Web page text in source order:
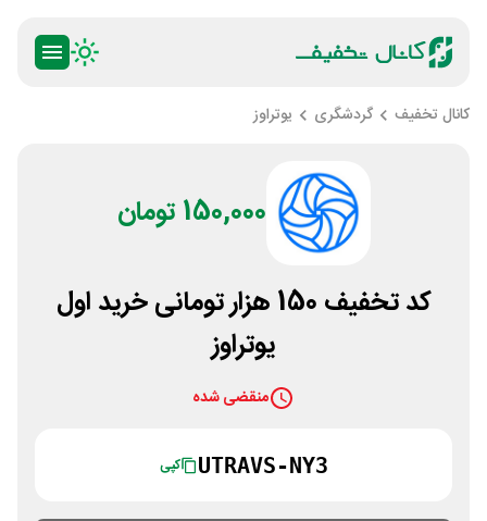
کانال تخفیف گردشگری یوتراوز
150,000 تومان
کد تخفیف 150 هزار تومانی خرید اول
یوتراوز
منقضی شده
UTRAVS-NY3 کپی